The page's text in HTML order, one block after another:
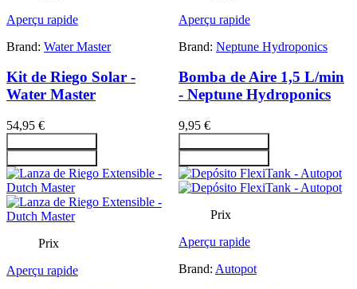
Aperçu rapide
Brand: Water Master
Kit de Riego Solar -
Water Master
54,95 €
Aperçu rapide
Brand: Neptune Hydroponics
Bomba de Aire 1,5 L/min
- Neptune Hydroponics
9,95 €
Prix
Aperçu rapide
Prix
Aperçu rapide
Brand: Autopot